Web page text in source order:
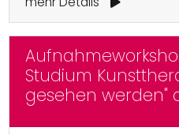
Studium
gesehen werden"